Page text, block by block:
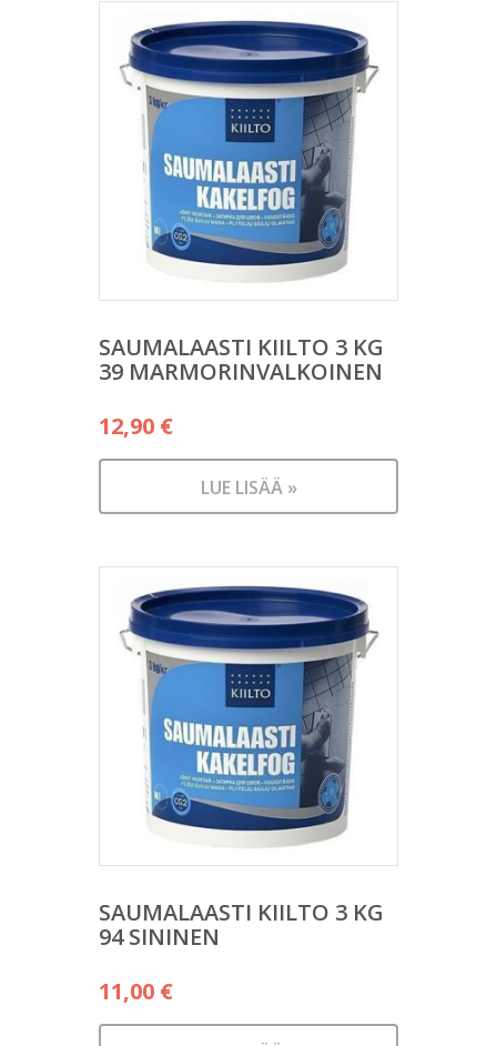
SAUMALAASTI KIILTO 3 KG
39 MARMORINVALKOINEN
12,90 €
LUE LISÄÄ »
SAUMALAASTI KIILTO 3 KG
94 SININEN
11,00 €